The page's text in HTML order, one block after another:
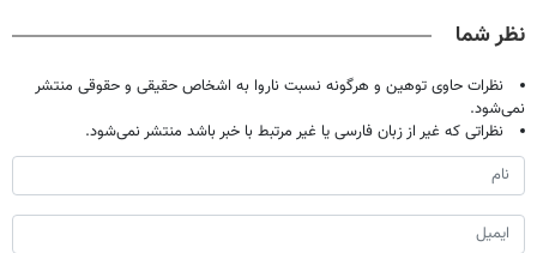
نظر شما
نظرات حاوی توهین و هرگونه نسبت ناروا به اشخاص حقیقی و حقوقی منتشر
نمی‌شود.
نظراتی که غیر از زبان فارسی یا غیر مرتبط با خبر باشد منتشر نمی‌شود.